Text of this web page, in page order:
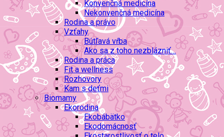
Konvenčná medicína
Nekonvenčná medicína
Rodina a právo
Vzťahy
Bútľavá vŕba
Ako sa z toho nezblázniť…
Rodina a práca
Fit a wellness
Rozhovory
Kam s deťmi
Biomamy
Ekorodina
Ekobábätko
Ekodomácnosť